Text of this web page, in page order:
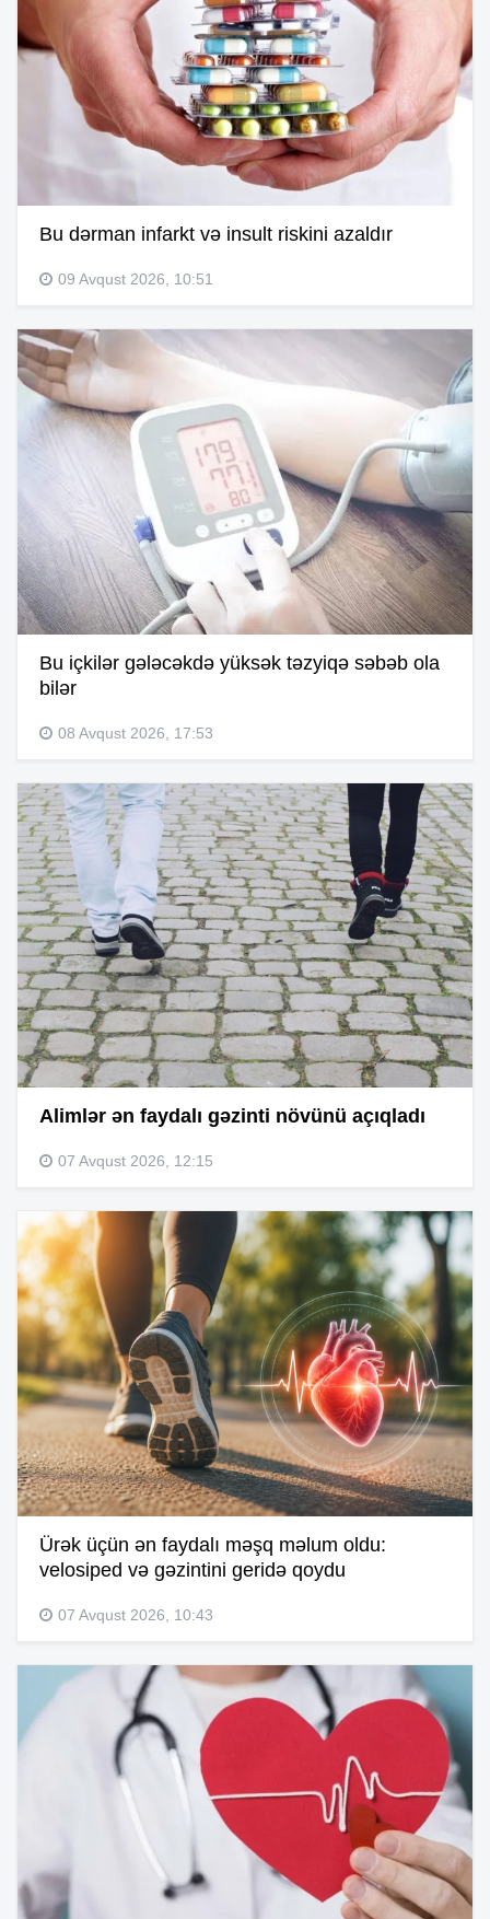
Bu dərman infarkt və insult riskini azaldır
09 Avqust 2026, 10:51
Bu içkilər gələcəkdə yüksək təzyiqə səbəb ola
bilər
08 Avqust 2026, 17:53
Alimlər ən faydalı gəzinti növünü açıqladı
07 Avqust 2026, 12:15
Ürək üçün ən faydalı məşq məlum oldu:
velosiped və gəzintini geridə qoydu
07 Avqust 2026, 10:43